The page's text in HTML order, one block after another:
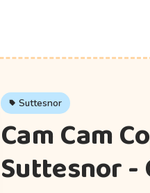
Suttesnor
Cam Cam
Suttesnor -